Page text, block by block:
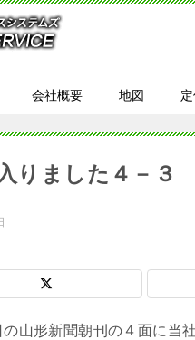
会社概要 地図
りました４－３
山形新聞朝刊の４面に当